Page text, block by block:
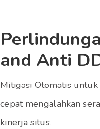
and Anti
Mitigasi Otomatis
cepat mengalahkan
kinerja situs.